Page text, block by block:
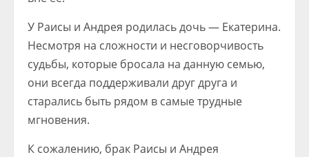
У Раисы и Андрея родилась дочь — Екатерина.
Несмотря на сложности и несговорчивость
судьбы, которые бросала на данную семью,
они всегда поддерживали друг друга и
старались быть рядом в самые трудные
мгновения.
К сожалению, брак Раисы и Андрея